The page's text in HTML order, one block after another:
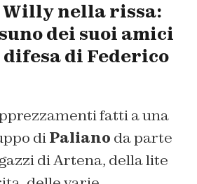
nella rissa:
dei suoi amici
di Federico
fatti a una
diPaliano da parte
di Artena, della lite